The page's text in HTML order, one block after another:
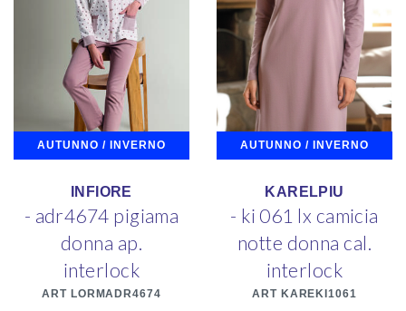
AUTUNNO / INVERNO
INFIORE
- adr4674 pigiama
donna ap.
interlock
ART LORMADR4674
AUTUNNO / INVERNO
KARELPIU
- ki 061 lx camicia
notte donna cal.
interlock
ART KAREKI1061